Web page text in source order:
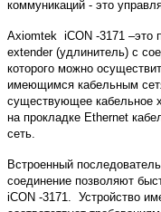
коммуникаций - это
Axiomtek iCON -3171 –это
extender(удлинитель) с
которого можно
имеющимся кабельным
существующее кабельное
на прокладке Ethernet
сеть.
Встроенный
соединение позволяют
iCON -3171. Устройство